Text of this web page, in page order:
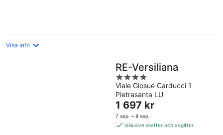
Visa info
RE-Versiliana
4
out
of
5
Viale Giosué Carducci 1
Pietrasanta LU
Priset
är
1 697 kr
1 697 kr
7 sep. – 8 sep.
inklusive skatter och avgifter